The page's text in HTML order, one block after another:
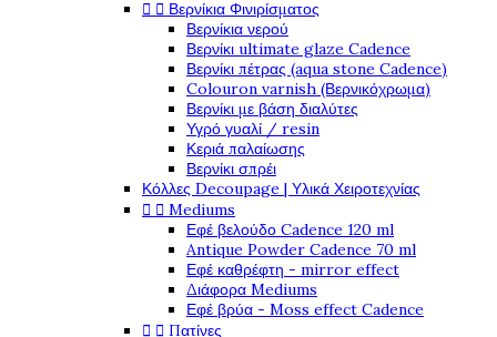
  Βερνίκια Φινιρίσματος
Βερνίκια νερού
Βερνίκι ultimate glaze Cadence
Βερνίκι πέτρας (aqua stone Cadence)
Colouron varnish (Βερνικόχρωμα)
Βερνίκι με βάση διαλύτες
Υγρό γυαλί / resin
Κεριά παλαίωσης
Βερνίκι σπρέι
Κόλλες Decoupage | Υλικά Χειροτεχνίας
  Mediums
Εφέ βελούδο Cadence 120 ml
Antique Powder Cadence 70 ml
Εφέ καθρέφτη - mirror effect
Διάφορα Mediums
Εφέ βρύα - Moss effect Cadence
  Πατίνες